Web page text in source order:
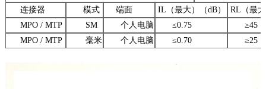
连接器
模式 端面 IL（最大）（dB）
RL（最
MPO / MTP
SM 个人电脑 ≤0.75
≥45
MPO / MTP
毫米 个人电脑 ≤0.70 ≥25